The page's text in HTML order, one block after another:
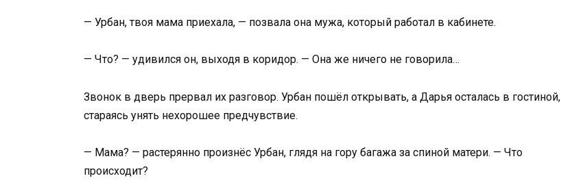
— Урбан, твоя мама приехала, — позвала она мужа, который работал в кабинете.
— Что? — удивился он, выходя в коридор. — Она же ничего не говорила…
Звонок в дверь прервал их разговор. Урбан пошёл открывать, а Дарья осталась в гостиной,
стараясь унять нехорошее предчувствие.
— Мама? — растерянно произнёс Урбан, глядя на гору багажа за спиной матери. — Что
происходит?